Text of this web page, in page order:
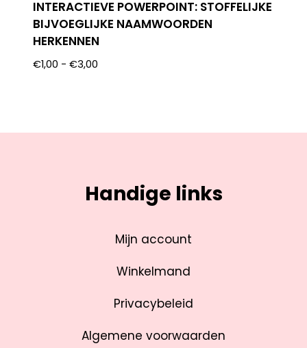
INTERACTIEVE POWERPOINT: STOFFELIJKE
BIJVOEGLIJKE NAAMWOORDEN
HERKENNEN
€1,00 - €3,00
Handige links
Mijn account
Winkelmand
Privacybeleid
Algemene voorwaarden